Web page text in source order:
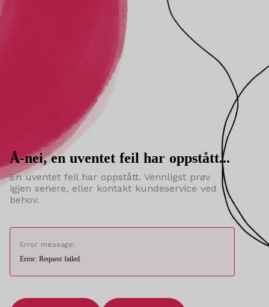
Å-nei, en uventet feil har oppstått...
En uventet feil har oppstått. Vennligst prøv
igjen senere, eller kontakt kundeservice ved
behov.
Error message:
Error: Request failed